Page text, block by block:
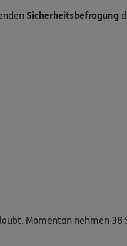
Sicherheitsbefragung
Momentan nehmen 38